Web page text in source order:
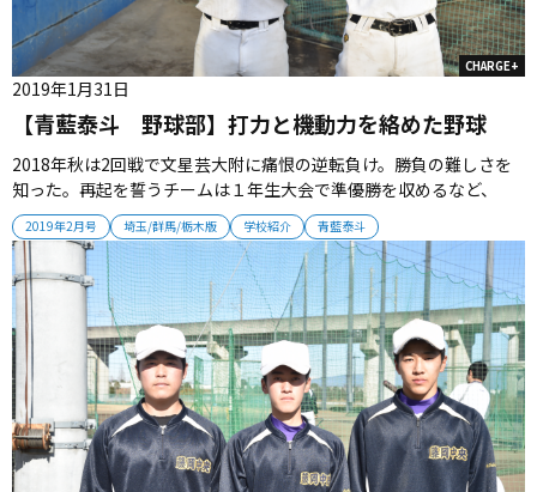
CHARGE+
2019年2月号 埼玉/群馬/栃木版 学校紹介 青藍泰斗
【青藍泰斗 野球部】打力と機動力を絡めた野球
2019年1月31日
2018年秋は2回戦で文星芸大附に痛恨の逆転負け。勝負の難しさを
知った。再起を誓うチームは１年生大会で準優勝を収めるなど、
春、夏へ向けて全体の士気は高まっている。宇賀神新監督は「野球
は『1点の攻防』で流れが変わる。1点をどう奪って、１点をどう守
るか。その部分を追求しながら、打力と機動力を絡めた野球をみせ
ていきたいと思い...